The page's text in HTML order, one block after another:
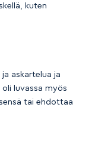
kuten
askartelua ja
luvassa myös
tai ehdottaa